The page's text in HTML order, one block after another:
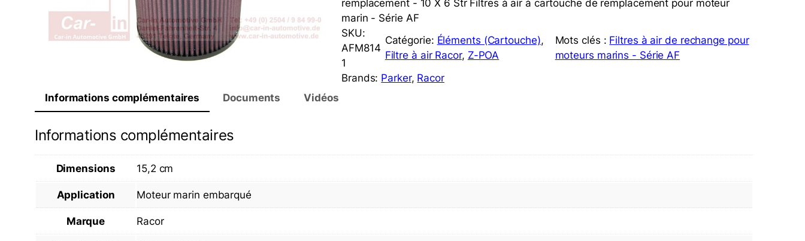
remplacement - 10 X 6 Str Filtres à air à cartouche de remplacement pour moteur
marin - Série AF
SKU:
AFM814
1
Catégorie: Éléments (Cartouche)
Filtre à air Racor, Z-POA
Mots clés : Filtres à air de rechange pour
moteurs marins - Série AF
Brands: Parker, Racor
Informations complémentaires
Documents Vidéos
Informations complémentaires
Dimensions 15,2 cm
Application Moteur marin embarqué
Marque Racor